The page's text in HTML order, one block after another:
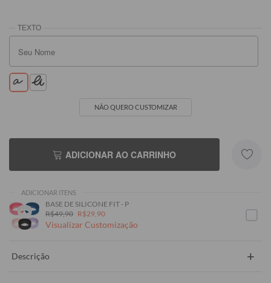
NÃO QUERO CUSTOMIZAR
ADICIONAR AO CARRINHO
ADICIONAR ITENS
BASE DE SILICONE FIT - P
R$49,90 R$29,90
Visualizar Customização
Descrição +